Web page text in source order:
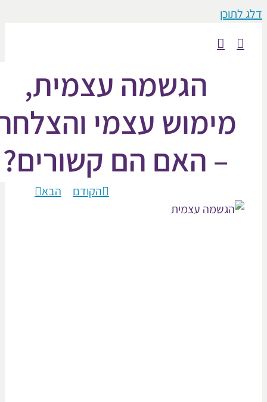
הגשמה עצמית,
מימוש עצמי והצלחה
– האם הם קשורים?
הקודם הבא